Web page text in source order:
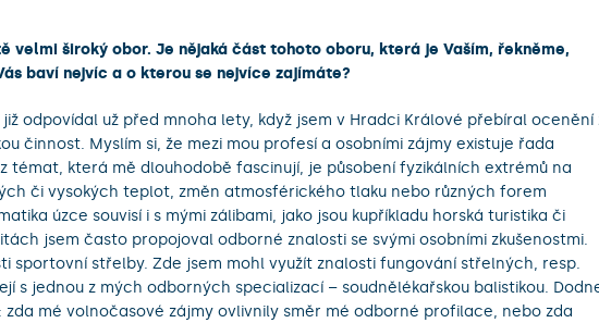
velmi široký obor. Je nějaká část tohoto oboru, která je Vaším, řekněme,
baví nejvíc a o kterou se nejvíce zajímáte?
odpovídal už před mnoha lety, když jsem v Hradci Králové přebíral ocenění
činnost. Myslím si, že mezi mou profesí a osobními zájmy existuje řada
témat, která mě dlouhodobě fascinují, je působení fyzikálních extrémů na
či vysokých teplot, změn atmosférického tlaku nebo různých forem
úzce souvisí i s mými zálibami, jako jsou kupříkladu horská turistika či
jsem často propojoval odborné znalosti se svými osobními zkušenostmi.
sportovní střelby. Zde jsem mohl využít znalosti fungování střelných, resp.
s jednou z mých odborných specializací – soudnělékařskou balistikou.
zda mé volnočasové zájmy ovlivnily směr mé odborné profilace, nebo zda